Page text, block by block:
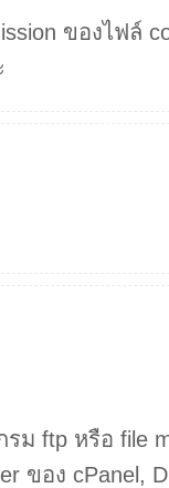
ของไฟล์
รม ftp หรือ file
ของ cPanel,